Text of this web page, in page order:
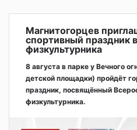
Магнитогорцев
спортивный праздник
физкультурника
8 августа в парке у Вечного
детской площадки) пройдёт
праздник, посвящённый
физкультурника.